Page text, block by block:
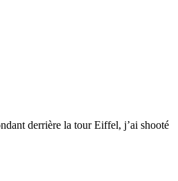
derrière la tour Eiffel, j’ai shooté